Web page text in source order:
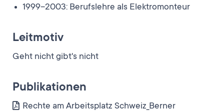
1999–2003: Berufslehre als Elektromonteur
Leitmotiv
Geht nicht gibt's nicht
Publikationen
Rechte am Arbeitsplatz Schweiz_Berner